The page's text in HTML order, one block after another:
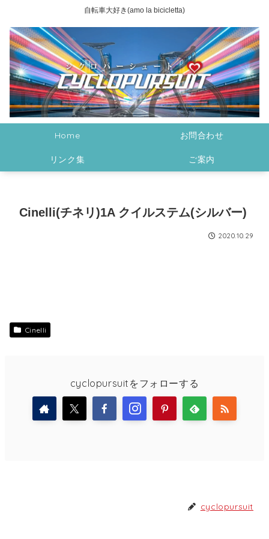
自転車大好き(amo la bicicletta)
Home お問合わせ
リンク集 ご案内
Cinelli(チネリ)1A クイルステム(シルバー)
2020.10.29
Cinelli
cyclopursuitをフォローする
cyclopursuit